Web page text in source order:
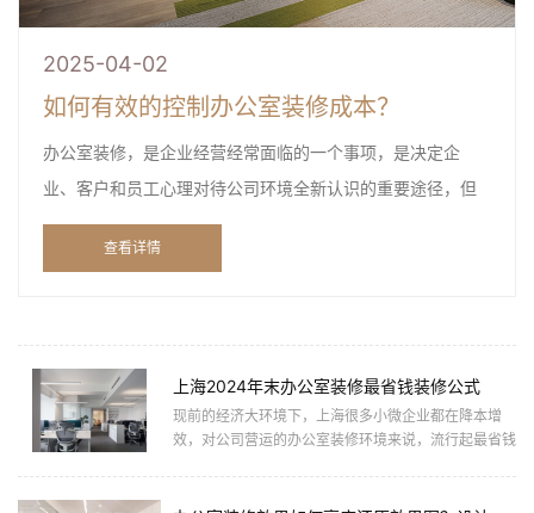
2025-04-02
如何有效的控制办公室装修成本？
办公室装修，是企业经营经常面临的一个事项，是决定企
业、客户和员工心理对待公司环境全新认识的重要途径，但
由于大多数企业主并非懂行，对办公室装修知之甚少，导致
装修下... ...
查看详情
上海2024年末办公室装修最省钱装修公式
现前的经济大环境下，上海很多小微企业都在降本增
效，对公司营运的办公室装修环境来说，流行起最省钱